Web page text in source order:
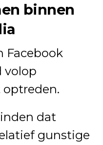
binnen
Facebook
volop
optreden.
dat
gunstige